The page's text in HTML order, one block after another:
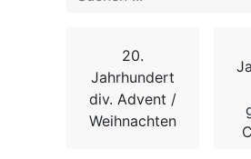
20.
Jahrhundert
div. Advent /
Weihnachten